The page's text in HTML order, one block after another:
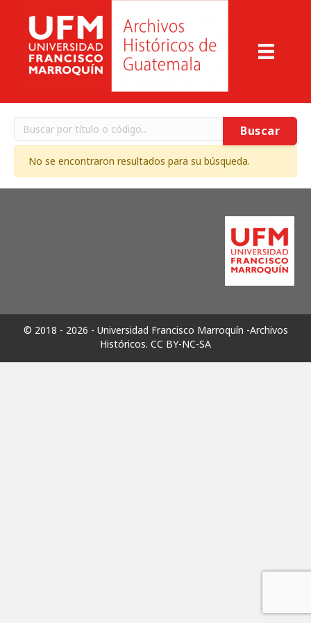
Buscar
No se encontraron resultados para su búsqueda.
© 2018 - 2026 - Universidad Francisco Marroquín -Archivos
Históricos. CC BY-NC-SA